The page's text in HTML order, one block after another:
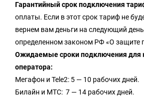
Гарантийный срок подключения
оплаты. Если в этот срок тариф не
вернем вам деньги на следующий
определенном законом РФ «О защите
Ожидаемые сроки подключения для
оператора:
Мегафон и Tele2: 5 — 10 рабочих дней.
Билайн и МТС: 7 — 14 рабочих дней.